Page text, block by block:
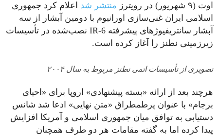
اوت (۹ شهریور) در رویترز
منتشر شد اعلام کرد جمهوری
اسلامی ایران غنی‌سازی اورانیوم با دومین آبشار از سه
آبشار سانتریفیوژهای پیشرفته IR-6 نصب‌شده در تأسیسات
زیرزمینی نطنز را آغاز کرده است.
تصویری از تأسیسات اتمی نطنز مربوط به سال ۲۰۰۴
هرچند بعد از ارائه «بسته پیشنهادی» اروپا برای «احیای
برجام» با عنوان پرطمطراق «متن نهایی» ادعا شد شانس
دستیابی به توافق میان جمهوری اسلامی و آمریکا افزایش
پیدا کرده اما به گفته مقامات هر دو طرف همچنان